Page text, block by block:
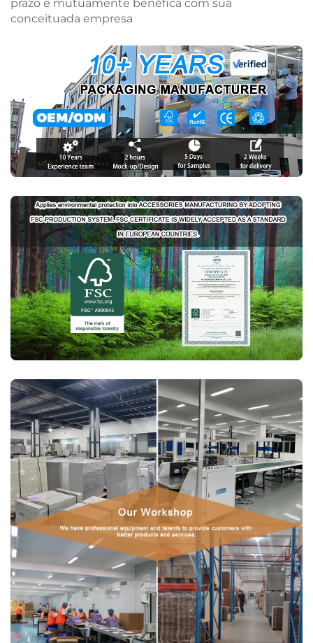
prazo e mutuamente benéfica com sua
conceituada empresa